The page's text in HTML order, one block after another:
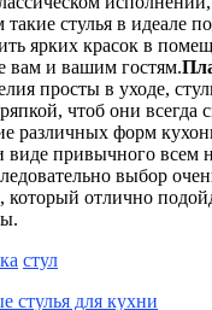
такие стулья в идеале
ярких красок в
вам и вашим гостям.
просты в уходе,
чтоб они всегда
различных форм
привычного всем
выбор
который отлично
стул
стулья для кухни